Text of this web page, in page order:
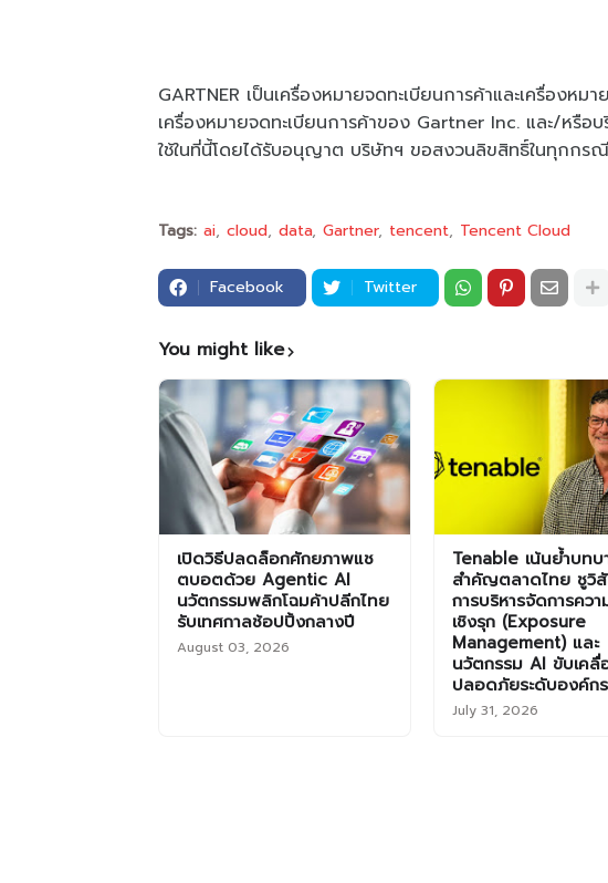
GARTNER เป็นเครื่องหมายจดทะเบียนการค้าและเครื่อง
เครื่องหมายจดทะเบียนการค้าของ Gartner Inc. และ/หรือบ
ใช้ในที่นี้โดยได้รับอนุญาต บริษัทฯ ขอสงวนลิขสิทธิ์ในทุกกรณี
Tags: ai cloud data Gartner tencent Tencent Cloud
Facebook Twitter
You might like
เปิดวิธีปลดล็อกศักยภาพแช
ตบอตด้วย Agentic AI
นวัตกรรมพลิกโฉมค้าปลีกไทย
รับเทศกาลช้อปปิ้งกลางปี
August 03, 2026
Tenable เน้นย้ำบทบ
สำคัญตลาดไทย ชูวิ
การบริหารจัดการควา
เชิงรุก (Exposure
Management) และ
นวัตกรรม AI ขับเคลื่
ปลอดภัยระดับองค์กร
July 31, 2026